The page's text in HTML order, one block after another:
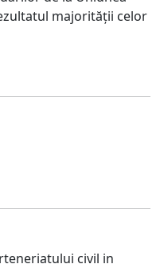
majorității celor
civil in